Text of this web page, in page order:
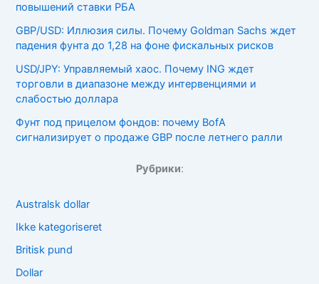
повышений ставки РБА
GBP/USD: Иллюзия силы. Почему Goldman Sachs ждет
падения фунта до 1,28 на фоне фискальных рисков
USD/JPY: Управляемый хаос. Почему ING ждет
торговли в диапазоне между интервенциями и
слабостью доллара
Фунт под прицелом фондов: почему BofA
сигнализирует о продаже GBP после летнего ралли
Рубрики:
Australsk dollar
Ikke kategoriseret
Britisk pund
Dollar